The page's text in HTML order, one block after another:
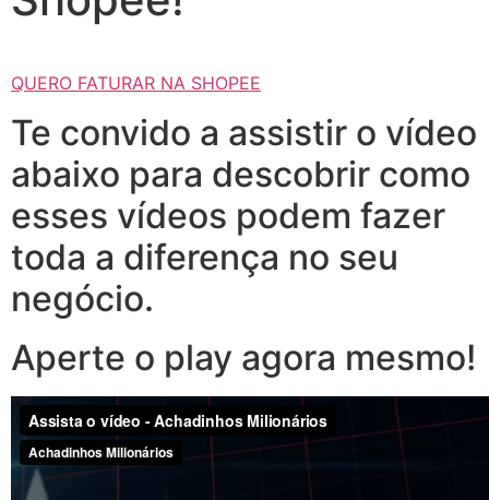
QUERO FATURAR NA SHOPEE
Te convido a assistir o vídeo
abaixo para descobrir como
esses vídeos podem fazer
toda a diferença no seu
negócio.
Aperte o play agora mesmo!